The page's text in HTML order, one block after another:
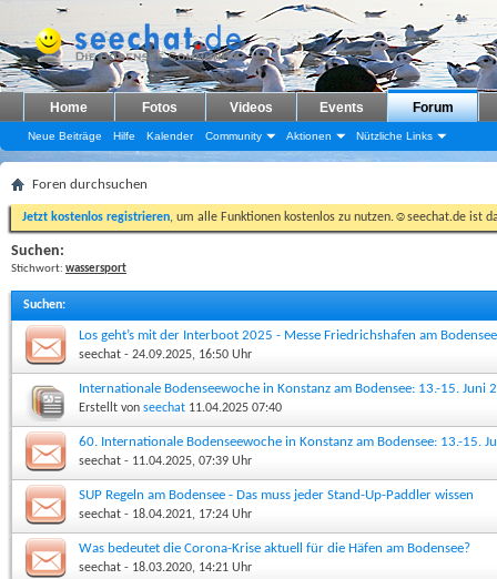
Home Fotos Videos Events Forum
Neue Beiträge Hilfe Kalender Community Aktionen Nützliche Links
Foren durchsuchen
Jetzt kostenlos registrieren, um alle Funktionen kostenlos zu nutzen.☺seechat.de ist
Suchen:
Stichwort: wassersport
Suchen:
Los geht’s mit der Interboot 2025 - Messe Friedrichshafen am Bodensee
seechat - 24.09.2025, 16:50 Uhr
Internationale Bodenseewoche in Konstanz am Bodensee: 13.-15. Juni
Erstellt von seechat 11.04.2025 07:40
60. Internationale Bodenseewoche in Konstanz am Bodensee: 13.-15.
seechat - 11.04.2025, 07:39 Uhr
SUP Regeln am Bodensee - Das muss jeder Stand-Up-Paddler wissen
seechat - 18.04.2021, 17:24 Uhr
Was bedeutet die Corona-Krise aktuell für die Häfen am Bodensee?
seechat - 18.03.2020, 14:21 Uhr